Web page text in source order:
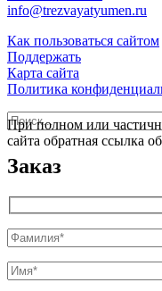
info@trezvayatyumen.ru
Как пользоваться сайтом
Поддержать
Карта сайта
Политика
Найти:
При полном или
сайта обратная ссылка
Заказ